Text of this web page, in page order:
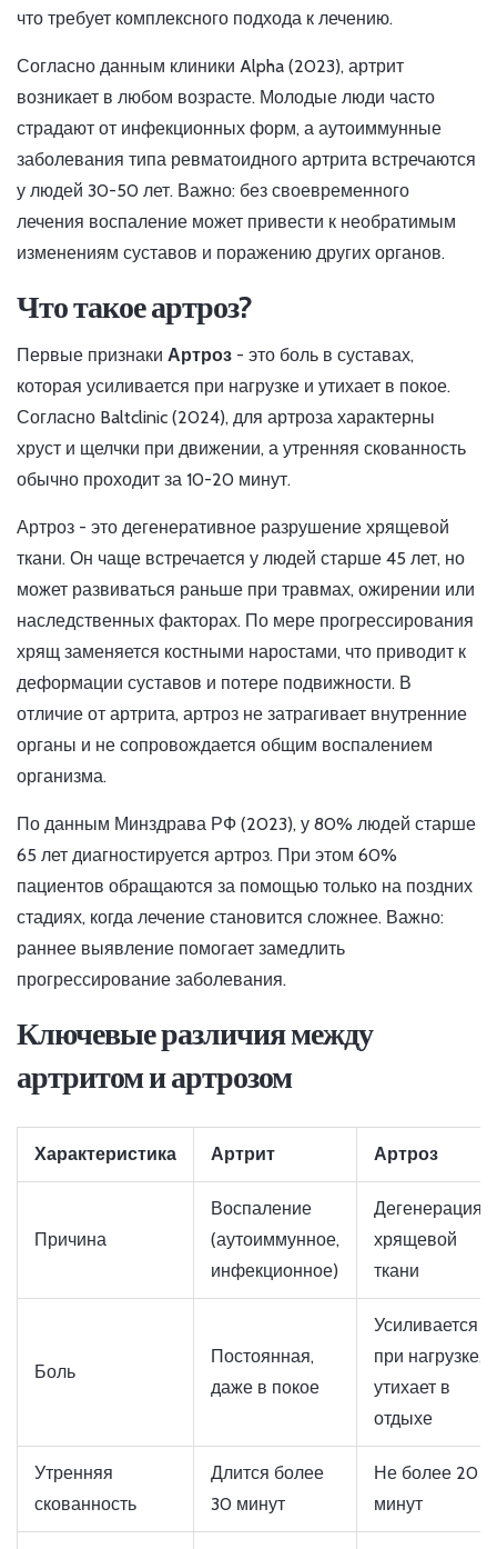
что требует комплексного подхода к лечению.
Согласно данным клиники Alpha (2023), артрит
возникает в любом возрасте. Молодые люди часто
страдают от инфекционных форм, а аутоиммунные
заболевания типа ревматоидного артрита встречаются
у людей 30-50 лет. Важно: без своевременного
лечения воспаление может привести к необратимым
изменениям суставов и поражению других органов.
Что такое артроз?
Первые признаки Артроз - это боль в суставах,
которая усиливается при нагрузке и утихает в покое.
Согласно Baltclinic (2024), для артроза характерны
хруст и щелчки при движении, а утренняя скованность
обычно проходит за 10-20 минут.
Артроз - это дегенеративное разрушение хрящевой
ткани. Он чаще встречается у людей старше 45 лет, но
может развиваться раньше при травмах, ожирении или
наследственных факторах. По мере прогрессирования
хрящ заменяется костными наростами, что приводит к
деформации суставов и потере подвижности. В
отличие от артрита, артроз не затрагивает внутренние
органы и не сопровождается общим воспалением
организма.
По данным Минздрава РФ (2023), у 80% людей старше
65 лет диагностируется артроз. При этом 60%
пациентов обращаются за помощью только на поздних
стадиях, когда лечение становится сложнее. Важно:
раннее выявление помогает замедлить
прогрессирование заболевания.
Ключевые различия между
артритом и артрозом
Характеристика Артрит Артроз
Причина
Воспаление
(аутоиммунное,
инфекционное)
Дегенерация
хрящевой
ткани
Боль
Постоянная,
даже в покое
Усиливается
при нагрузке,
утихает в
отдыхе
Утренняя
скованность
Длится более
30 минут
Не более 20
минут